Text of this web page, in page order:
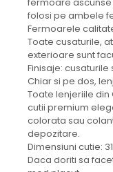
folosi pe ambele
Fermoarele
Toate cusaturile,
exterioare sunt
Finisaje:
Chiar si pe dos,
Toate lenjeriile din
cutii premium
colorata sau
depozitare.
Dimensiuni cutie:
Daca doriti sa